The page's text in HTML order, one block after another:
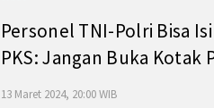
Personel TNI-Polri Bisa
PKS: Jangan Buka Kotak
13 Maret 2024, 20:00 WIB